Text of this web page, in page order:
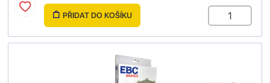
PŘIDAT DO KOŠÍKU